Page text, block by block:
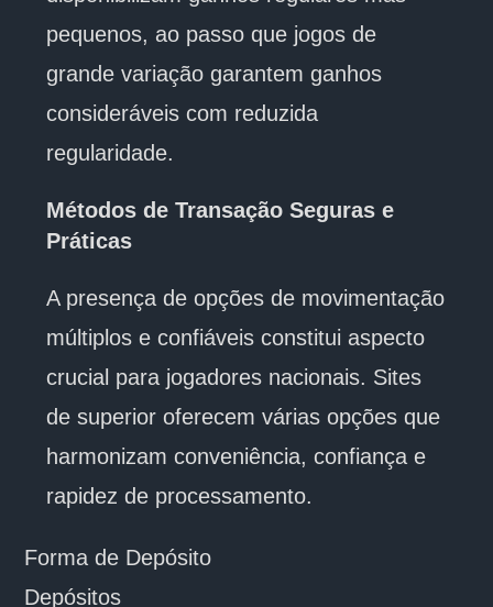
pequenos, ao passo que jogos de
grande variação garantem ganhos
consideráveis com reduzida
regularidade.
Métodos de Transação Seguras e
Práticas
A presença de opções de movimentação
múltiplos e confiáveis constitui aspecto
crucial para jogadores nacionais. Sites
de superior oferecem várias opções que
harmonizam conveniência, confiança e
rapidez de processamento.
Forma de Depósito
Depósitos